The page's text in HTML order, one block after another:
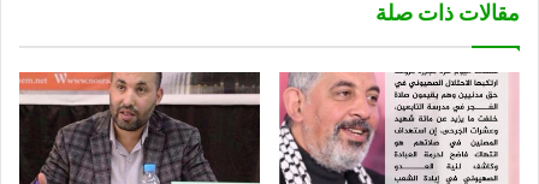
مقالات ذات صلة